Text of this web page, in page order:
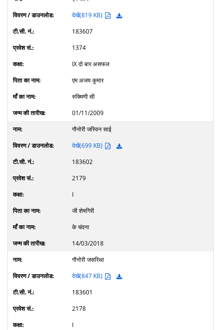
देखें(819 KB)
183607
1374
IX दो बार असफल
एम अजय कुमार
रुक्मिणी सी
01/11/2009
गौनोरी जस्विन साई
देखें(699 KB)
183602
2179
I
जी शेषगिरी
के चंदना
14/03/2018
गौनोरी जसरिथा
देखें(847 KB)
183601
2178
I